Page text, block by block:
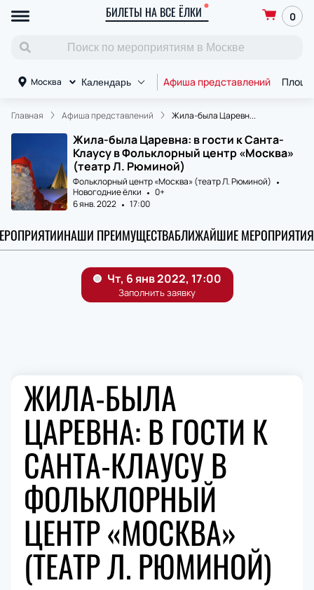
БИЛЕТЫ НА ВСЕ ЁЛКИ 0
Москва Календарь Афиша представлений
Главная Афиша представлений Жила-была Царевн...
Жила-была Царевна: в гости к Санта-
Клаусу в Фольклорный центр «Москва»
(театр Л. Рюминой)
Фольклорный центр «Москва» (театр Л. Рюминой)
Новогодние ёлки
0+
6 янв. 2022
17:00
НАШИ ПРЕИМУЩЕСТВАБЛИЖАЙШИЕ МЕРОПРИЯТИЯ
ЖИЛА-БЫЛА
ЦАРЕВНА: В ГОСТИ К
САНТА-КЛАУСУ В
ФОЛЬКЛОРНЫЙ
ЦЕНТР «МОСКВА»
(ТЕАТР Л. РЮМИНОЙ)